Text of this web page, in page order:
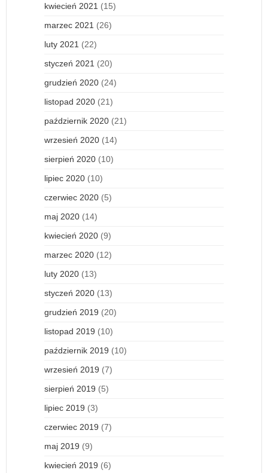
kwiecień 2021 (15)
marzec 2021 (26)
luty 2021 (22)
styczeń 2021 (20)
grudzień 2020 (24)
listopad 2020 (21)
październik 2020 (21)
wrzesień 2020 (14)
sierpień 2020 (10)
lipiec 2020 (10)
czerwiec 2020 (5)
maj 2020 (14)
kwiecień 2020 (9)
marzec 2020 (12)
luty 2020 (13)
styczeń 2020 (13)
grudzień 2019 (20)
listopad 2019 (10)
październik 2019 (10)
wrzesień 2019 (7)
sierpień 2019 (5)
lipiec 2019 (3)
czerwiec 2019 (7)
maj 2019 (9)
kwiecień 2019 (6)